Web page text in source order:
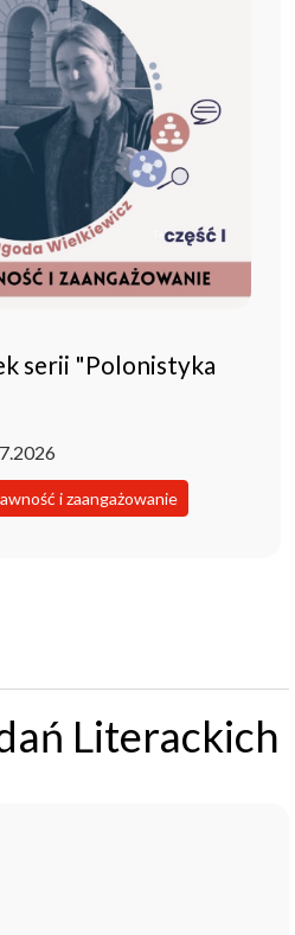
serii "Polonistyka
i zaangażowanie
Literackich